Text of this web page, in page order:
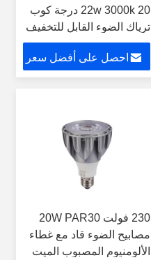
22w 3000k 20 درجة كوب
ترياك الضوء القابل للتخفيف
E27 مصباح قاد
احصل على أفضل سعر
230 فولت 20W PAR30
مصابيح الضوء قاد مع غطاء
الألومنيوم المصبوب الميت